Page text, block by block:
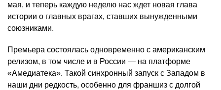
мая, и теперь каждую неделю нас ждет новая глава
истории о главных врагах, ставших вынужденными
союзниками.
Премьера состоялась одновременно с американским
релизом, в том числе и в России — на платформе
«Амедиатека». Такой синхронный запуск с Западом в
наши дни редкость, особенно для франшиз с долгой